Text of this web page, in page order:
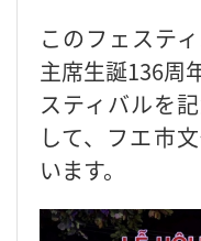
このフェステ
主席生誕136周
スティバルを
して、フエ市
います。